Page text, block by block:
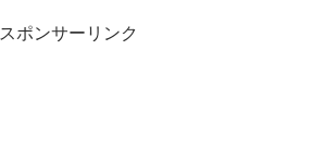
スポンサーリンク